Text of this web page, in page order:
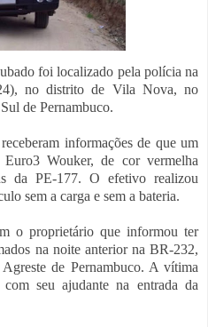
foi localizado pela polícia na
no distrito de Vila Nova, no
de Pernambuco.
informações de que um
Wouker, de cor vermelha
da PE-177. O efetivo realizou
sem a carga e sem a bateria.
o proprietário que informou ter
na noite anterior na BR-232,
de Pernambuco. A vítima
seu ajudante na entrada da